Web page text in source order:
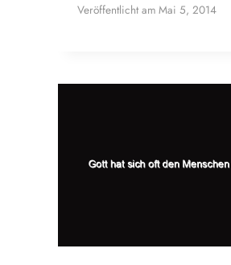
Veröffentlicht am Mai 5, 2014